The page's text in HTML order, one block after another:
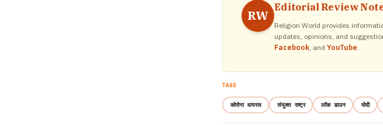
RW
Editorial Review
Religion World provides
updates, opinions, and
Facebook, and YouTube.
TAGS
कोरोना वायरस संयुक्त राष्ट्र लॉक डाउन मोदी